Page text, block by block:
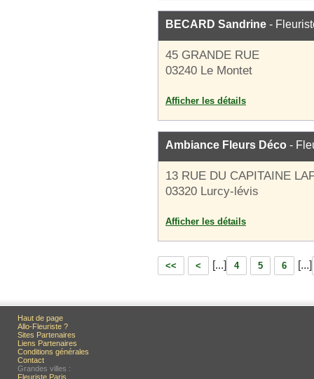
BECARD Sandrine -
45 GRANDE RUE
03240 Le Montet
Afficher les détails
Ambiance Fleurs Déco -
13 RUE DU CAPITAINE
03320 Lurcy-lévis
Afficher les détails
<< < [...] 4 5 6 [...]
Haut de page
Allo-Fleuriste ?
Sites Partenaires
Liens Partenaires
Conditions générales
Contact
Grandes villes :
Fleuriste Paris